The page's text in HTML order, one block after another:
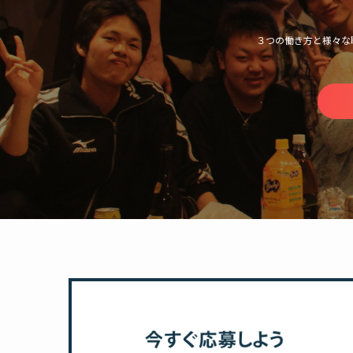
３つの働き方と様々